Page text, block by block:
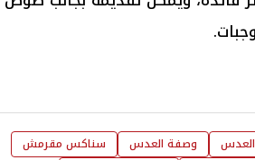
وصفة العدس سناكس مقرمش